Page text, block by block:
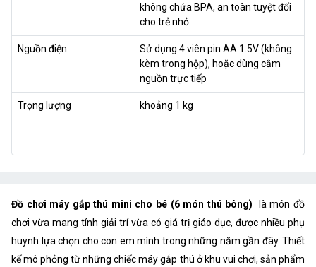
không chứa BPA, an toàn tuyệt đối
cho trẻ nhỏ
Nguồn điện
Sử dụng 4 viên pin AA 1.5V (không
kèm trong hộp), hoặc dùng cắm
nguồn trực tiếp
Trọng lượng khoảng 1 kg
Đồ chơi máy gắp thú mini cho bé (6 món thú bông)
là món đồ
chơi vừa mang tính giải trí vừa có giá trị giáo dục, được nhiều phụ
huynh lựa chọn cho con em mình trong những năm gần đây. Thiết
kế mô phỏng từ những chiếc máy gắp thú ở khu vui chơi, sản phẩm